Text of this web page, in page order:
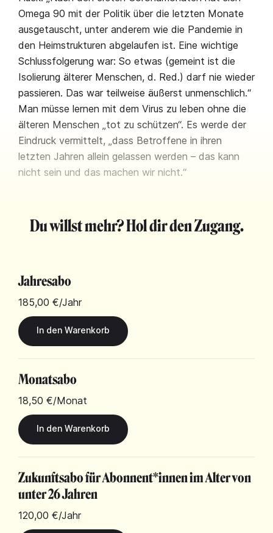
Omega 90 mit der Politik über die letzten Monate
ausgetauscht, unter anderem wie die Pandemie in
den Heimstrukturen abgelaufen ist. Eine wichtige
Schlussfolgerung war: So etwas (gemeint ist die
Isolierung älterer Menschen, d. Red.) darf nie wieder
passieren. Das war teilweise äußerst unmenschlich.“
Man müsse lernen mit dem Virus zu leben ohne die
älteren Menschen „tot zu schützen“. Es werde der
Eindruck vermittelt, „dass Betroffene in ihren
letzten Jahren allein gelassen werden – das kann
nicht sein und das machen wir nicht.“
Du willst mehr? Hol dir den Zugang.
Jahresabo
185,00 €/Jahr
Monatsabo
18,50 €/Monat
Zukunftsabo für Abonnent*innen im Alter von
unter 26 Jahren
120,00 €/Jahr